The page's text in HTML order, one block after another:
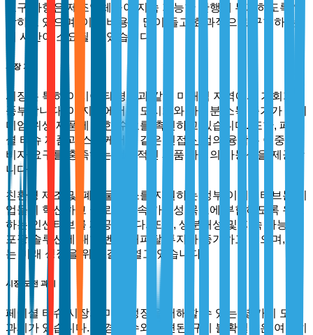
요구 사항은 제조업체들이 지속 가능한 관행에 투자하도록 압
박하고 있으며, 이는 비용이 많이 들고 효과적으로 구현하는
데 시간이 소요될 수 있습니다.
시장 기회
시장은 특히 아시아-태평양과 같은 미개척 지역에서 기회가
풍부합니다. 이 지역에서는 도시화와 가처분 소득 증가가 프리
미엄 위생 제품에 대한 수요를 촉진하고 있습니다. 또한, 페이
셜 티슈 제품과 스킨케어와 같은 인접 산업의 융합은 이중 소
비자 요구를 충족하는 혁신적인 제품 라인의 가능성을 제공합
니다.
친환경 제조 및 폐기물 감소를 지원하는 정부 이니셔티브는 기
업들이 혁신하고 글로벌 지속 가능성 목표에 부합하도록 유도
하는 인센티브를 제공합니다. 또한, 생분해성 및 지속 가능한
포장 솔루션에 대한 벤처 캐피탈 투자가 증가하고 있으며, 이
는 미래 성장을 위한 길을 열고 있습니다.
시장 도전 과제
페이셜 티슈 시장의 미래 성장을 저해할 수 있는 몇 가지 도전
과제가 있습니다. 환경 준수와 관련된 규제 불확실성은 여전히